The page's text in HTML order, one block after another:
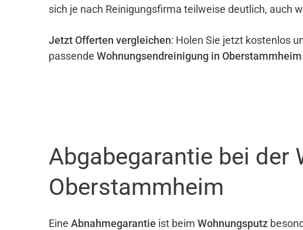
sich je nach Reinigungsfirma teilweise deutlich, auch
Jetzt Offerten vergleichen: Holen Sie jetzt kostenlos
passende Wohnungsendreinigung in Oberstammheim
Abgabegarantie bei der
Oberstammheim
Eine Abnahmegarantie ist beim Wohnungsputz